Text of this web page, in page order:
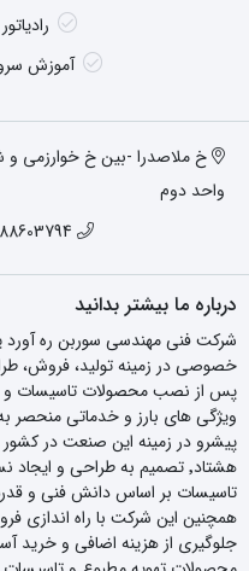
آموزش
واحد دوم
درباره ما بیشتر بدانید
شرکت فنی مهندسی سوربن ره آورد
خصوصی در زمینه تولید، فروش،
پس از نصب محصولات تاسیسات و
پیشرو در زمینه این صنعت در
هشتاد٬ تصمیم به طراحی و
تاسیسات بر اساس دانش فنی و
جلوگیری از هزینه اضافی و خرید